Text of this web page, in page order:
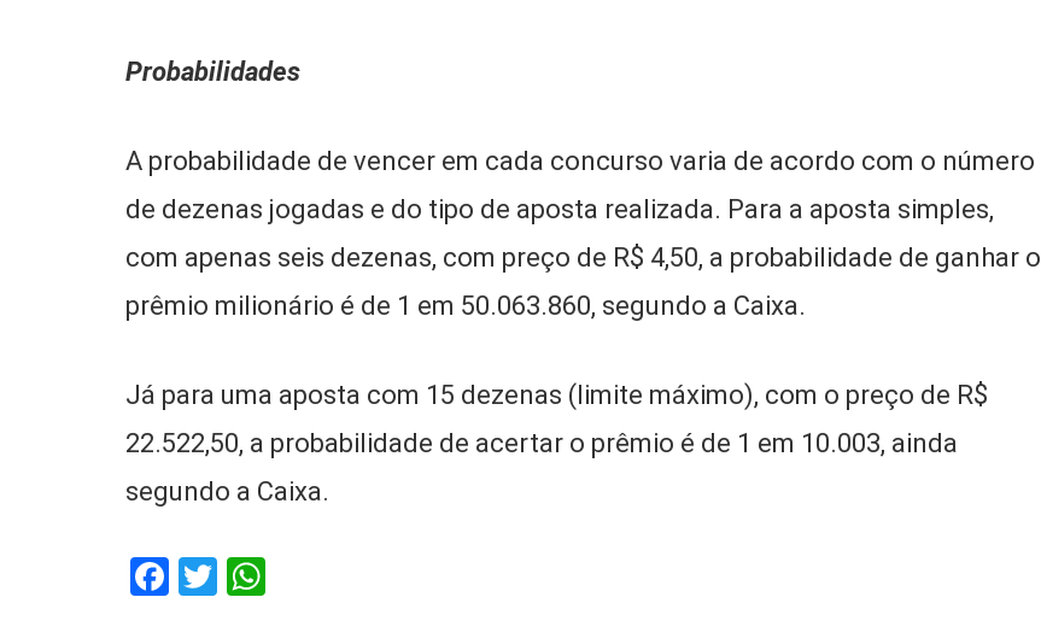
Probabilidades
A probabilidade de vencer em cada concurso varia de acordo com o número
de dezenas jogadas e do tipo de aposta realizada. Para a aposta simples,
com apenas seis dezenas, com preço de R$ 4,50, a probabilidade de ganhar o
prêmio milionário é de 1 em 50.063.860, segundo a Caixa.
Já para uma aposta com 15 dezenas (limite máximo), com o preço de R$
22.522,50, a probabilidade de acertar o prêmio é de 1 em 10.003, ainda
segundo a Caixa.
Facebook
Twitter